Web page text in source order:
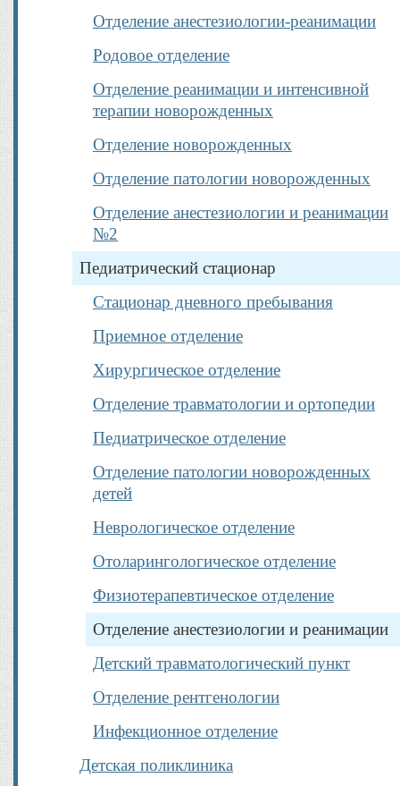
Отделение анестезиологии-реанимации
Родовое отделение
Отделение реанимации и интенсивной
терапии новорожденных
Отделение новорожденных
Отделение патологии новорожденных
Отделение анестезиологии и реанимации
№2
Педиатрический стационар
Стационар дневного пребывания
Приемное отделение
Хирургическое отделение
Отделение травматологии и ортопедии
Педиатрическое отделение
Отделение патологии новорожденных
детей
Неврологическое отделение
Отоларингологическое отделение
Физиотерапевтическое отделение
Отделение анестезиологии и реанимации
Детский травматологический пункт
Отделение рентгенологии
Инфекционное отделение
Детская поликлиника